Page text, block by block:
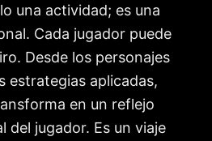
una actividad; es una
Cada jugador puede
Desde los personajes
estrategias aplicadas,
en un reflejo
del jugador. Es un viaje